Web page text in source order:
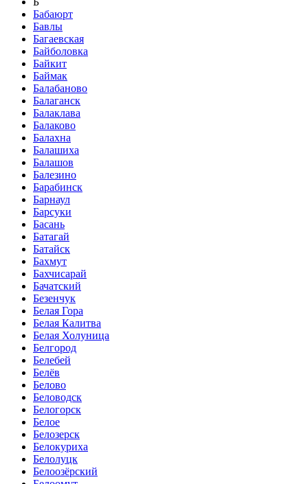
Бабаюрт
Бавлы
Багаевская
Байболовка
Байкит
Баймак
Балабаново
Балаганск
Балаклава
Балаково
Балахна
Балашиха
Балашов
Балезино
Барабинск
Барнаул
Барсуки
Басань
Батагай
Батайск
Бахмут
Бахчисарай
Бачатский
Безенчук
Белая Гора
Белая Калитва
Белая Холуница
Белгород
Белебей
Белёв
Белово
Беловодск
Белогорск
Белое
Белозерск
Белокуриха
Белолуцк
Белоозёрский